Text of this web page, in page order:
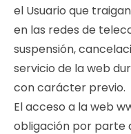
el Usuario que
en las redes de
suspensión,
servicio de la web
con carácter previo.
El acceso a la web
obligación por parte